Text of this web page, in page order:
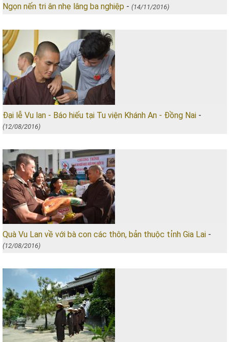
Ngọn nến tri ân nhẹ lâng ba nghiệp - (14/11/2016)
Đại lễ Vu lan - Báo hiếu tại Tu viện Khánh An - Đồng Nai -
(12/08/2016)
Quà Vu Lan về với bà con các thôn, bản thuộc tỉnh Gia Lai -
(12/08/2016)